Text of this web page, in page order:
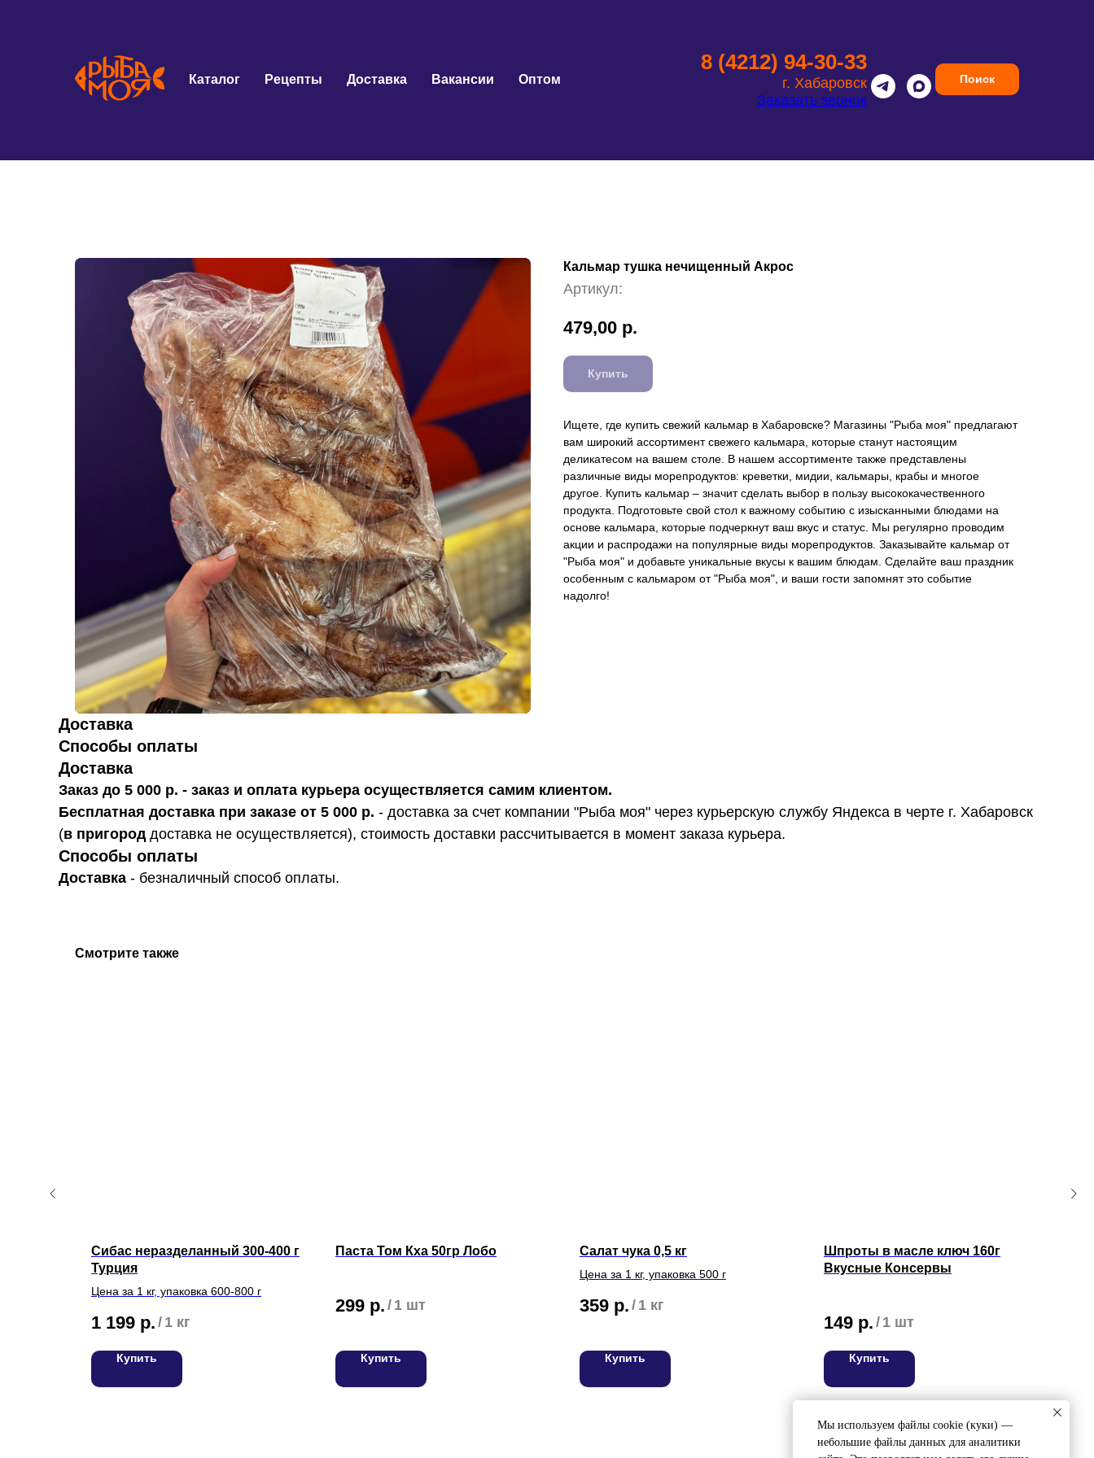
Каталог Рецепты Доставка Вакансии Оптом
8 (4212) 94-30-33
г. Хабаровск
Заказать звонок
Поиск
Кальмар тушка нечищенный Акрос
Артикул:
479,00 р.
Купить
Ищете, где купить свежий кальмар в Хабаровске? Магазины "Рыба моя" предлагают
вам широкий ассортимент свежего кальмара, которые станут настоящим
деликатесом на вашем столе. В нашем ассортименте также представлены
различные виды морепродуктов: креветки, мидии, кальмары, крабы и многое
другое. Купить кальмар – значит сделать выбор в пользу высококачественного
продукта. Подготовьте свой стол к важному событию с изысканными блюдами на
основе кальмара, которые подчеркнут ваш вкус и статус. Мы регулярно проводим
акции и распродажи на популярные виды морепродуктов. Заказывайте кальмар от
"Рыба моя" и добавьте уникальные вкусы к вашим блюдам. Сделайте ваш праздник
особенным с кальмаром от "Рыба моя", и ваши гости запомнят это событие
надолго!
Доставка
Способы оплаты
Доставка
Заказ до 5 000 р. - заказ и оплата курьера осуществляется самим клиентом.
Бесплатная доставка при заказе от 5 000 р. - доставка за счет компании "Рыба моя" через курьерскую службу Яндекса в черте г. Хабаровск
(в пригород доставка не осуществляется), стоимость доставки рассчитывается в момент заказа курьера.
Способы оплаты
Доставка - безналичный способ оплаты.
Смотрите также
Сибас неразделанный 300-400 г
Турция
Цена за 1 кг, упаковка 600-800 г
1 199 р. / 1 кг
Купить
Паста Том Кха 50гр Лобо
299 р. / 1 шт
Купить
Салат чука 0,5 кг
Цена за 1 кг, упаковка 500 г
359 р. / 1 кг
Купить
Шпроты в масле ключ 160г
Вкусные Консервы
149 р. / 1 шт
Купить
Для оптовых клиентов
СВЯЖИТЕСЬ С НАМИ
Мы используем файлы cookie (куки) —
небольшие файлы данных для аналитики